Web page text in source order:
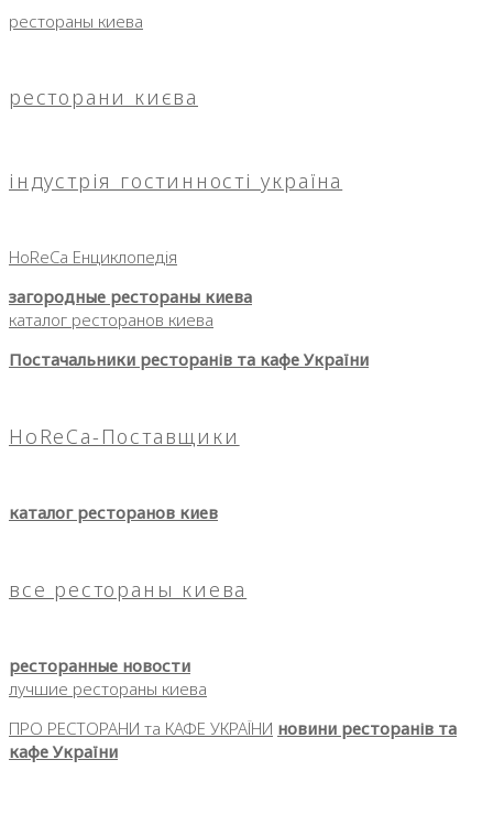
рестораны киева
ресторани києва
індустрія гостинності україна
HoReCa Енциклопедія
загородные рестораны киева
каталог ресторанов киева
Постачальники ресторанів та кафе України
HoReCa-Поставщики
каталог ресторанов киев
все рестораны киева
ресторанные новости
лучшие рестораны киева
ПРО РЕСТОРАНИ та КАФЕ УКРАЇНИ новини ресторанів та
кафе України